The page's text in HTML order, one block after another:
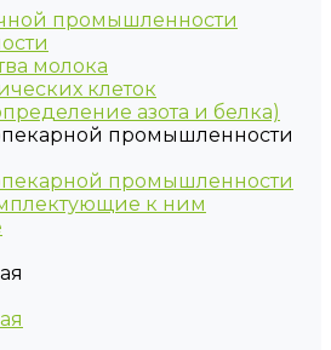
промышленности
молока
клеток
азота и белка)
промышленности
промышленности
к ним